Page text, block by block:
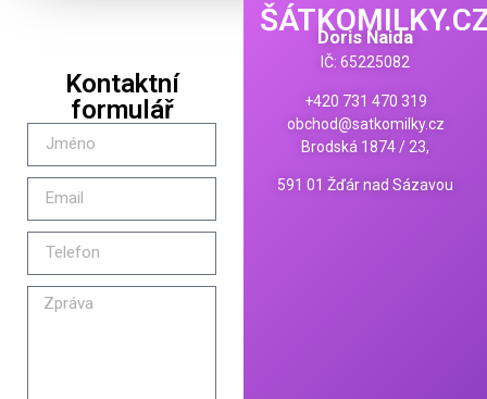
Kontaktní
formulář
Doris Naida
IČ: 65225082
+420 731 470 319
obchod@satkomilky.cz
Brodská 1874 / 23,
591 01 Žďár nad Sázavou